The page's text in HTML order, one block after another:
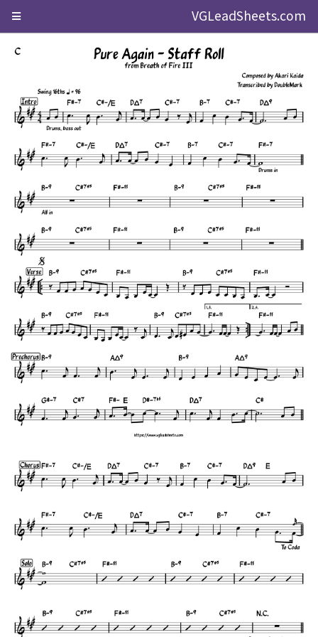
VGLeadSheets.com